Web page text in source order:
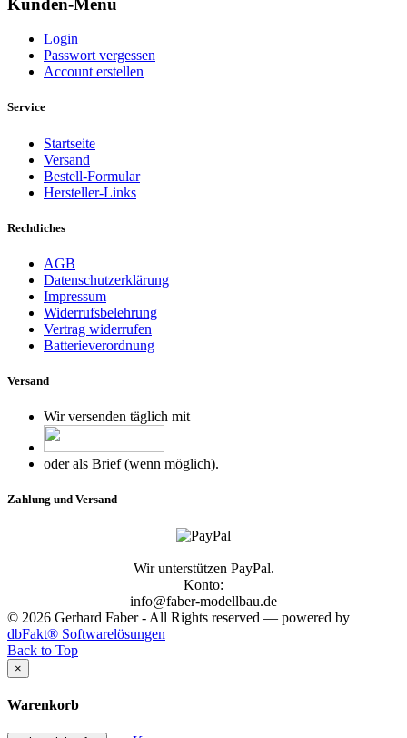
Login
Passwort vergessen
Account erstellen
Service
Startseite
Versand
Bestell-Formular
Hersteller-Links
Rechtliches
AGB
Datenschutzerklärung
Impressum
Widerrufsbelehrung
Vertrag widerrufen
Batterieverordnung
Versand
Wir versenden täglich mit
oder als Brief (wenn möglich).
Zahlung und Versand
Wir unterstützen PayPal.
Konto:
info@faber-modellbau.de
© 2026 Gerhard Faber - All Rights reserved — powered by
dbFakt® Softwarelösungen
Back to Top
×
Warenkorb